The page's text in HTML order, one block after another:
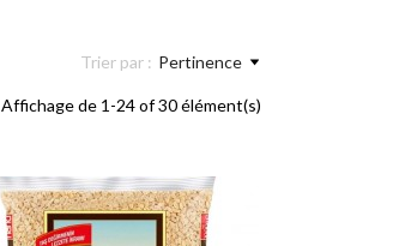
Trier par : Pertinence
Affichage de 1-24 of 30 élément(s)